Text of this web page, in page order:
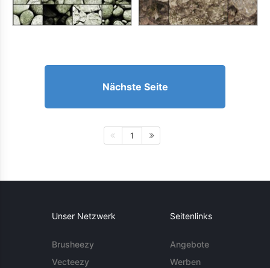
Nächste Seite
1
Unser Netzwerk
Brusheezy
Vecteezy
Seitenlinks
Angebote
Werben